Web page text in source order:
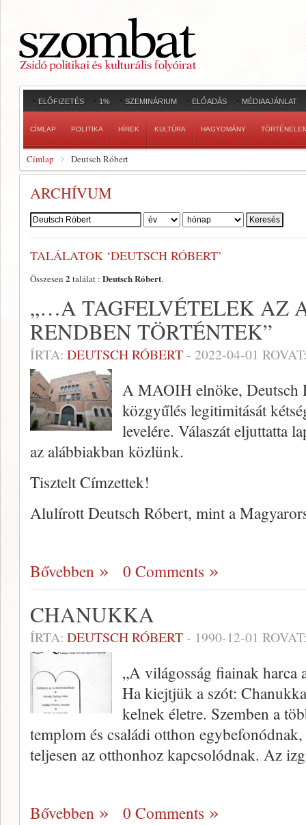
ELŐFIZETÉS 1% SZEMINÁRIUM ELŐADÁS MÉDIAAJÁNLAT
CÍMLAP POLITIKA HÍREK KULTÚRA HAGYOMÁNY
Címlap Deutsch Róbert
ARCHÍVUM
Szerző:
TALÁLATOK ‘DEUTSCH RÓBERT’
Összesen 2 találat : Deutsch Róbert.
„…A TAGFELVÉTELEK AZ
RENDBEN TÖRTÉNTEK”
ÍRTA: DEUTSCH RÓBERT- 2022-04-01
A MAOIH elnöke, Deutsch
közgyűlés legitimitását
levelére. Válaszát eljuttatta
az alábbiakban közlünk.
Tisztelt Címzettek!
Alulírott Deutsch Róbert, mint a
Bővebben 0 Comments
CHANUKKA
ÍRTA: DEUTSCH RÓBERT- 1990-12-01
„A világosság fiainak harca
Ha kiejtjük a szót:
kelnek életre. Szemben a
templom és családi otthon
teljesen az otthon­hoz kapcsolódnak. Az
Bővebben 0 Comments